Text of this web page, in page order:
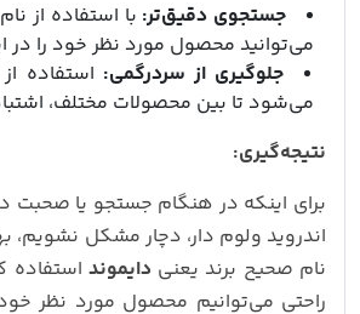
جستجوی دقیق‌تر: با استفاده از
می‌توانید محصول مورد نظر خود را در
جلوگیری از سردرگمی: استفاده
می‌شود تا بین محصولات مختلف،
نتیجه‌گیری:
برای اینکه در هنگام جستجو یا صحبت
اندروید ولوم دار، دچار مشکل نشویم،
نام صحیح برند یعنی دایموند استفاده
راحتی می‌توانیم محصول مورد نظر خود